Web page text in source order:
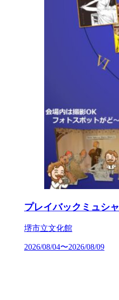
プレイバックミュシャ
堺市立文化館
2026/08/04〜2026/08/09